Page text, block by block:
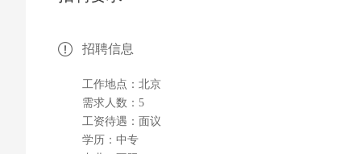
招聘信息
工作地点：北京
需求人数：5
工资待遇：面议
学历：中专